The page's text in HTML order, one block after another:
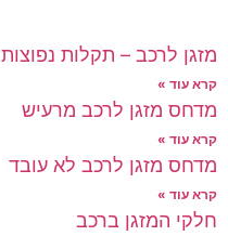
מזגן לרכב – תקלות נפוצות
קרא עוד »
מדחס מזגן לרכב מרעיש
קרא עוד »
מדחס מזגן לרכב לא עובד
קרא עוד »
חלקי המזגן ברכב